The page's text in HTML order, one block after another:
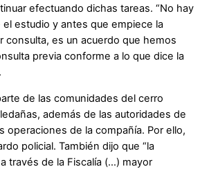
efectuando dichas tareas. “No hay
estudio y antes que empiece la
consulta, es un acuerdo que hemos
previa conforme a lo que dice la
de las comunidades del cerro
además de las autoridades de
operaciones de la compañía. Por ello,
policial. También dijo que “la
través de la Fiscalía (…) mayor